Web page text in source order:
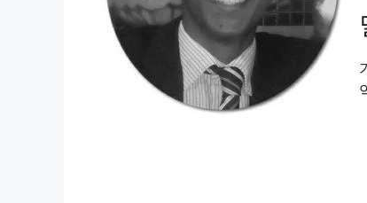
p a
m s
t
o n
k